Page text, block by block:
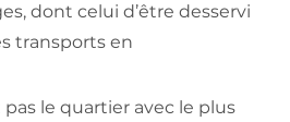
dont celui d’être desservi
transports en
le quartier avec le plus